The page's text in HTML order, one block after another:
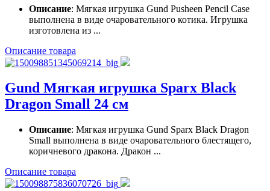
Описание: Мягкая игрушка Gund Pusheen Pencil Case
выполнена в виде очаровательного котика. Игрушка
изготовлена из ...
Описание товара
Gund Мягкая игрушка Sparx Black
Dragon Small 24 см
Описание: Мягкая игрушка Gund Sparx Black Dragon
Small выполнена в виде очаровательного блестящего,
коричневого дракона. Дракон ...
Описание товара